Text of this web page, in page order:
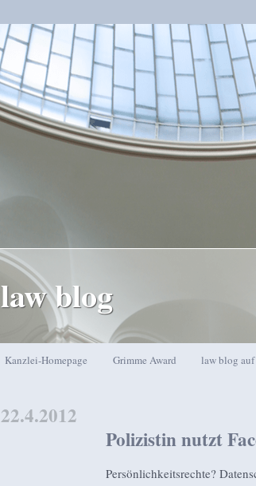
law blog
Zum Inhalt wechseln
Zum sekundären Inhalt wechseln
Kanzlei-Homepage Grimme Award law blog
Polizistin nutzt
22.4.2012
Persönlichkeitsrechte?